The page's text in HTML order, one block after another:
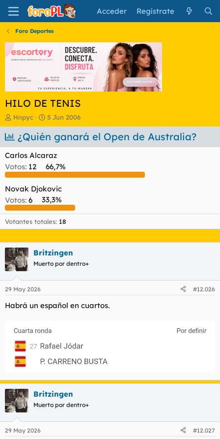
Acceder Regístrate
Foro Deportes
HILO DE TENIS
I
n
i
c
d
o
r
d
e
l
t
e
m
a
Hnpyc
F
e
c
e
i
n
i
c
i
o
5 Jun 2006
¿Quién ganará el Open de Australia?
Carlos Alcaraz
Votos: 12 66,7%
Novak Djokovic
Votos: 6 33,3%
Votantes totales 18
Britzingen
Muerto por dentro+
29 May 2026 #12.026
Habrá un español en cuartos.
Britzingen
Muerto por dentro+
29 May 2026 #12.027